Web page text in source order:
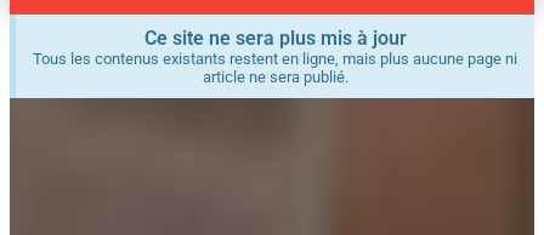
Ce site ne sera plus mis à jour
Tous les contenus existants restent en ligne, mais plus aucune page ni
article ne sera publié.